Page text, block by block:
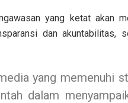
yang ketat akan
dan
yang memenuhi
dalam